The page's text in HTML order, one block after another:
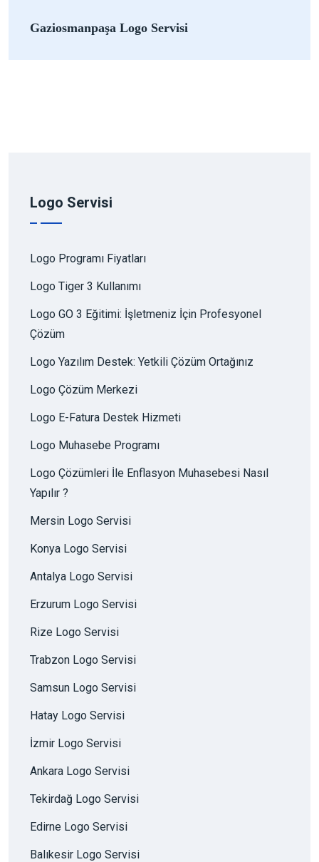
Gaziosmanpaşa Logo Servisi
Logo Servisi
Logo Programı Fiyatları
Logo Tiger 3 Kullanımı
Logo GO 3 Eğitimi: İşletmeniz İçin Profesyonel
Çözüm
Logo Yazılım Destek: Yetkili Çözüm Ortağınız
Logo Çözüm Merkezi
Logo E-Fatura Destek Hizmeti
Logo Muhasebe Programı
Logo Çözümleri İle Enflasyon Muhasebesi Nasıl
Yapılır ?
Mersin Logo Servisi
Konya Logo Servisi
Antalya Logo Servisi
Erzurum Logo Servisi
Rize Logo Servisi
Trabzon Logo Servisi
Samsun Logo Servisi
Hatay Logo Servisi
İzmir Logo Servisi
Ankara Logo Servisi
Tekirdağ Logo Servisi
Edirne Logo Servisi
Balıkesir Logo Servisi